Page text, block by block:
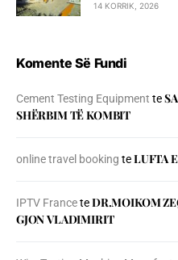
14 KORRIK, 2026
Komente Së Fundi
Cement Testing Equipment te
SHЁRBIM TЁ KOMBIT
online travel booking teLUFTA
IPTV FranceteDR.MOIKOM
GJON VLADIMIRIT